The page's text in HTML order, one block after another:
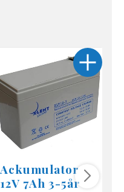
Ackumulator
12V 7Ah 3-5år